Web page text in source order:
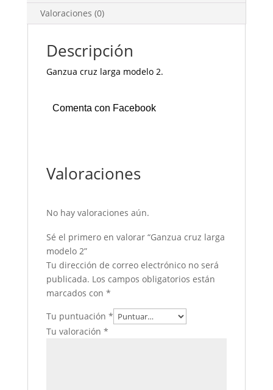
Valoraciones (0)
Descripción
Ganzua cruz larga modelo 2.
Comenta con Facebook
Valoraciones
No hay valoraciones aún.
Sé el primero en valorar “Ganzua cruz larga
modelo 2”
Tu dirección de correo electrónico no será
publicada. Los campos obligatorios están
marcados con *
Tu puntuación *
Tu valoración *